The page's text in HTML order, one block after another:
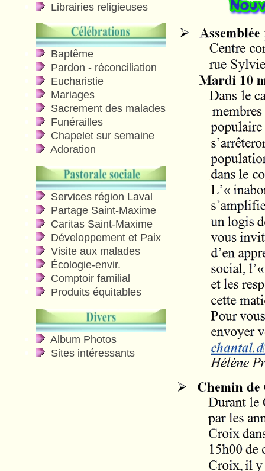
Librairies religieuses
Baptême
Pardon - réconciliation
Eucharistie
Mariages
Sacrement des malades
Funérailles
Chapelet sur semaine
Adoration
Services région Laval
Partage Saint-Maxime
Caritas Saint-Maxime
Développement et Paix
Visite aux malades
Écologie-envir.
Comptoir familial
Produits équitables
Album Photos
Sites intéressants